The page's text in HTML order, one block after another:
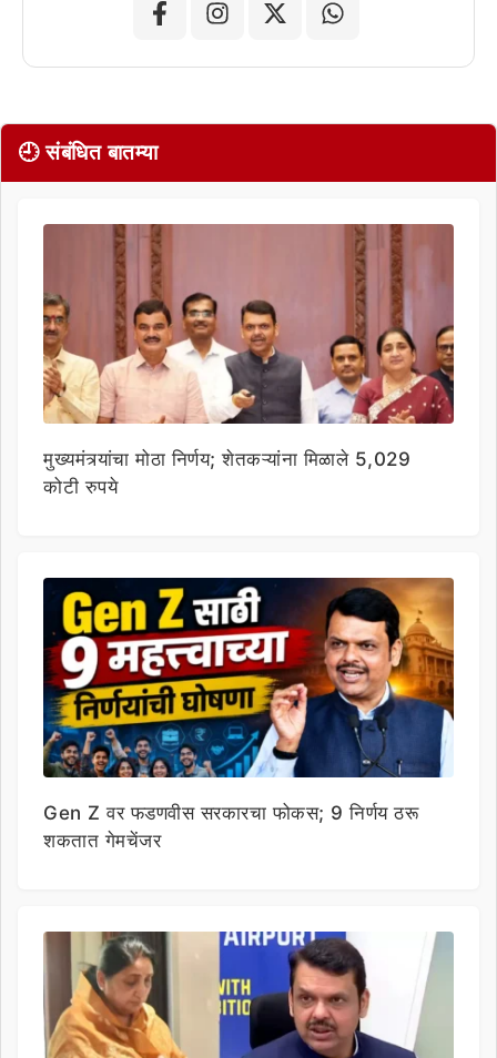
🕘 संबंधित बातम्या
मुख्यमंत्र्यांचा मोठा निर्णय; शेतकऱ्यांना मिळाले 5,029
कोटी रुपये
Gen Z वर फडणवीस सरकारचा फोकस; 9 निर्णय ठरू
शकतात गेमचेंजर